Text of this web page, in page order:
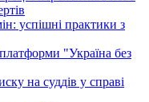
успішні практики з
"Україна без
на суддів у справі